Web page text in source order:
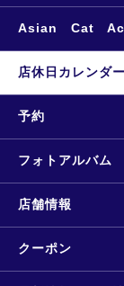
Asian Cat
店休日カレンダー
予約
フォトアルバム
店舗情報
クーポン